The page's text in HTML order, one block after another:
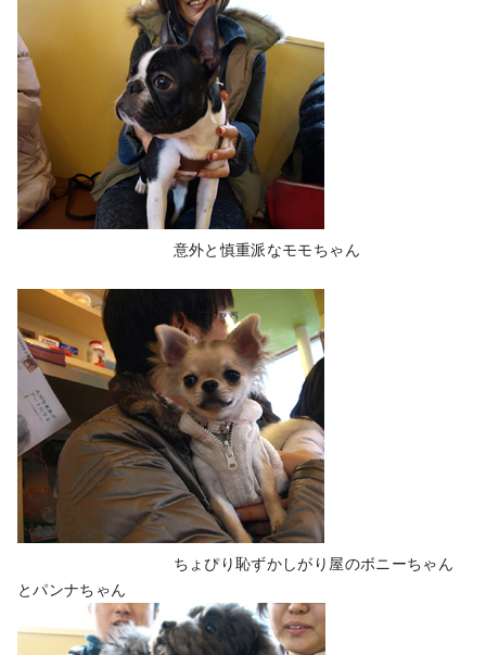
意外と慎重派なモモちゃん
ちょぴり恥ずかしがり屋のボニーちゃん
とパンナちゃん